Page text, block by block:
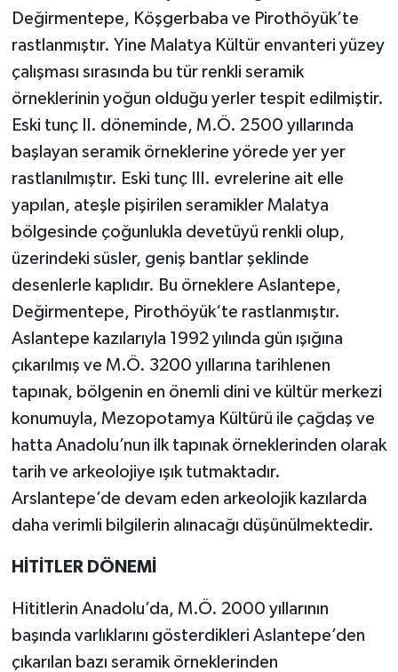
Değirmentepe, Köşgerbaba ve Pirothöyük’te
rastlanmıştır. Yine Malatya Kültür envanteri yüzey
çalışması sırasında bu tür renkli seramik
örneklerinin yoğun olduğu yerler tespit edilmiştir.
Eski tunç II. döneminde, M.Ö. 2500 yıllarında
başlayan seramik örneklerine yörede yer yer
rastlanılmıştır. Eski tunç III. evrelerine ait elle
yapılan, ateşle pişirilen seramikler Malatya
bölgesinde çoğunlukla devetüyü renkli olup,
üzerindeki süsler, geniş bantlar şeklinde
desenlerle kaplıdır. Bu örneklere Aslantepe,
Değirmentepe, Pirothöyük‘te rastlanmıştır.
Aslantepe kazılarıyla 1992 yılında gün ışığına
çıkarılmış ve M.Ö. 3200 yıllarına tarihlenen
tapınak, bölgenin en önemli dini ve kültür merkezi
konumuyla, Mezopotamya Kültürü ile çağdaş ve
hatta Anadolu’nun ilk tapınak örneklerinden olarak
tarih ve arkeolojiye ışık tutmaktadır.
Arslantepe’de devam eden arkeolojik kazılarda
daha verimli bilgilerin alınacağı düşünülmektedir.
HİTİTLER DÖNEMİ
Hititlerin Anadolu’da, M.Ö. 2000 yıllarının
başında varlıklarını gösterdikleri Aslantepe’den
çıkarılan bazı seramik örneklerinden